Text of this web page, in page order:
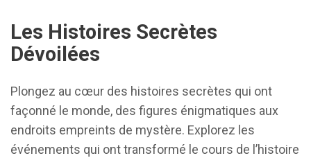
Les Histoires Secrètes
Dévoilées
Plongez au cœur des histoires secrètes qui ont
façonné le monde, des figures énigmatiques aux
endroits empreints de mystère. Explorez les
événements qui ont transformé le cours de l’histoire